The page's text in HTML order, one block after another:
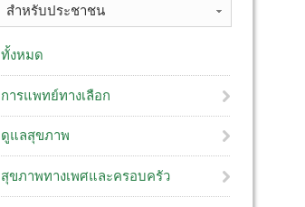
สำหรับประชาชน
ทั้งหมด
การแพทย์ทางเลือก
ดูแลสุขภาพ
สุขภาพทางเพศและครอบครัว